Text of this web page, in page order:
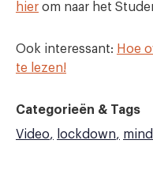
hier om naar het
Ook interessant: Hoe
te lezen!
Categorieën & Tags
Video
lockdown